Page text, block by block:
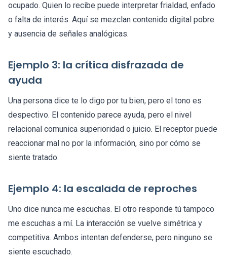
ocupado. Quien lo recibe puede interpretar frialdad, enfado
o falta de interés. Aquí se mezclan contenido digital pobre
y ausencia de señales analógicas.
Ejemplo 3: la crítica disfrazada de
ayuda
Una persona dice te lo digo por tu bien, pero el tono es
despectivo. El contenido parece ayuda, pero el nivel
relacional comunica superioridad o juicio. El receptor puede
reaccionar mal no por la información, sino por cómo se
siente tratado.
Ejemplo 4: la escalada de reproches
Uno dice nunca me escuchas. El otro responde tú tampoco
me escuchas a mí. La interacción se vuelve simétrica y
competitiva. Ambos intentan defenderse, pero ninguno se
siente escuchado.